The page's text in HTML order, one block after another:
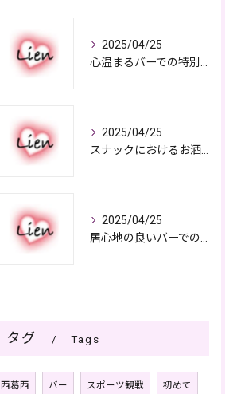
2025/04/25
2025/04/25
2025/04/25
タグ Tags
西葛西 バー スポーツ観戦 初めて